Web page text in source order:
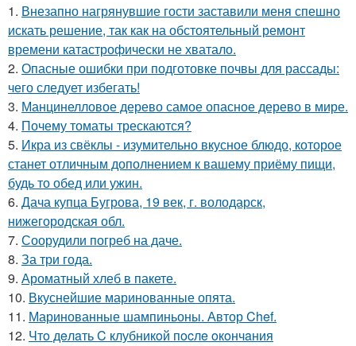
1. Внезапно нагрянувшие гости заставили меня спешно
искать решение, так как на обстоятельный ремонт
времени катастрофически не хватало.
2. Опасные ошибки при подготовке почвы для рассады:
чего следует избегать!
3. Манцинелловое дерево самое опасное дерево в мире.
4. Почему томаты трескаются?
5. Икра из свёклы - изумительно вкусное блюдо, которое
станет отличным дополнением к вашему приёму пищи,
будь то обед или ужин.
6. Дача купца Бугрова, 19 век, г. володарск,
нижегородская обл.
7. Соорудили погреб на даче.
8. За три года.
9. Ароматный хлеб в пакете.
10. Вкуснейшие маринованные опята.
11. Маринованные шампиньоны. Автор Chef.
12. Чтo дeлaть C клубникoй пocлe oкoнчaния